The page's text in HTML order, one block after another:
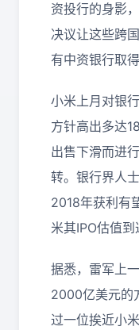
资投行的身影
决议让这些跨
有中资银行取
小米上月对银
方针高出多达
出售下滑而进
转。银行界人
2018年获利有
米其IPO估值到
据悉，雷军上
2000亿美元的
过一位挨近小